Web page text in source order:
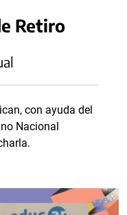
Retiro
con ayuda del
Nacional